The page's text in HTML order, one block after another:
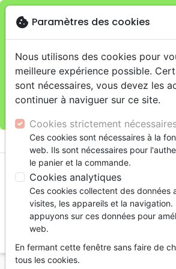
Je veux retirer ma commande
Genèveclose
warningCette boutique en ligne est
magasin.
Pour les livraisons à domicile,
commandes sur la boutique La
cookie Paramètres des cookies
Nous utilisons des cookies pour
meilleure expérience possible.
sont nécessaires, vous devez les
continuer à naviguer sur ce site.
Cookies strictement
Ces cookies sont nécessaires à la
web. Ils sont nécessaires pour
le panier et la commande.
Cookies analytiques
Ces cookies collectent des données
visites, les appareils et la navigation.
appuyons sur ces données pour
web.
En fermant cette fenêtre sans faire de
tous les cookies.